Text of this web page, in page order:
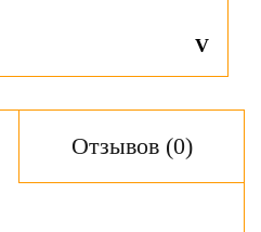
V
Отзывов (0)